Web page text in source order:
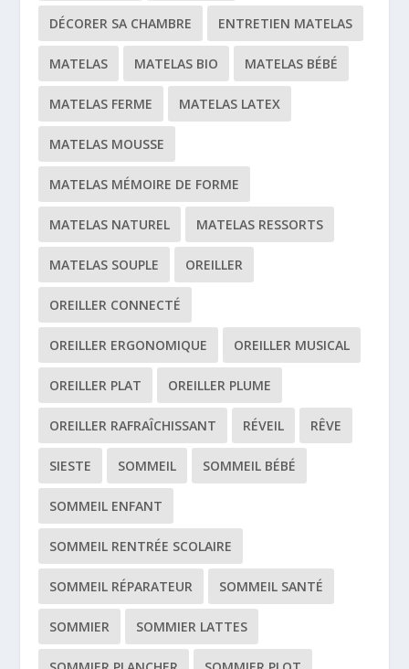
DÉCORER SA CHAMBRE ENTRETIEN MATELAS
MATELAS MATELAS BIO MATELAS BÉBÉ
MATELAS FERME MATELAS LATEX
MATELAS MOUSSE
MATELAS MÉMOIRE DE FORME
MATELAS NATUREL MATELAS RESSORTS
MATELAS SOUPLE OREILLER
OREILLER CONNECTÉ
OREILLER ERGONOMIQUE OREILLER MUSICAL
OREILLER PLAT OREILLER PLUME
OREILLER RAFRAÎCHISSANT RÉVEIL RÊVE
SIESTE SOMMEIL SOMMEIL BÉBÉ
SOMMEIL ENFANT
SOMMEIL RENTRÉE SCOLAIRE
SOMMEIL RÉPARATEUR SOMMEIL SANTÉ
SOMMIER SOMMIER LATTES